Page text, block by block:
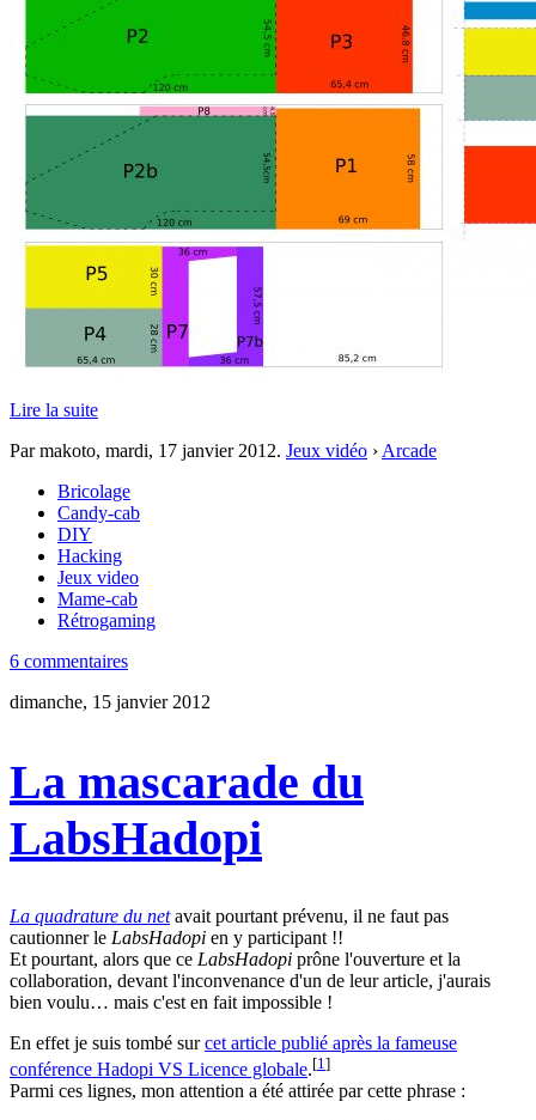
Lire la suite
Par makoto, mardi, 17 janvier 2012. Jeux vidéo › Arcade
Bricolage
Candy-cab
DIY
Hacking
Jeux video
Mame-cab
Rétrogaming
6 commentaires
dimanche, 15 janvier 2012
La mascarade du
LabsHadopi
La quadrature du netavait pourtant prévenu, il ne faut pas
cautionner le LabsHadopi en y participant !!
Et pourtant, alors que ce LabsHadopi prône l'ouverture et la
collaboration, devant l'inconvenance d'un de leur article, j'aurais
bien voulu… mais c'est en fait impossible !
En effet je suis tombé surcet article publié après la fameuse
conférence Hadopi VS Licence globale.[1 ]
Parmi ces lignes, mon attention a été attirée par cette phrase :